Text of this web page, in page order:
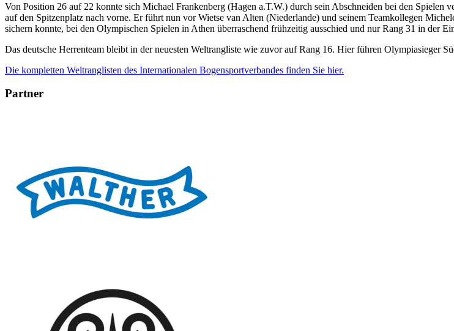
Von Position 26 auf 22 konnte sich Michael Frankenberg (Hagen a.T.W.) durch sein Abschneiden bei den
auf den Spitzenplatz nach vorne. Er führt nun vor Wietse van Alten (Niederlande) und seinem Teamkollegen
sichern konnte, bei den Olympischen Spielen in Athen überraschend frühzeitig ausschied und nur Rang 31 in der
Das deutsche Herrenteam bleibt in der neuesten Weltrangliste wie zuvor auf Rang 16. Hier führen Olympiasieger
Die kompletten Weltranglisten des Internationalen Bogensportverbandes finden Sie hier.
Partner